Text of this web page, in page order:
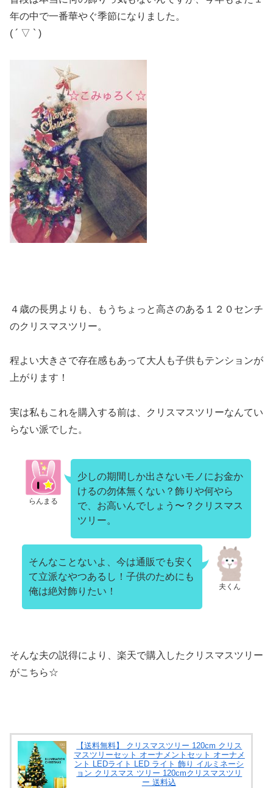
年の中で一番華やぐ季節になりました。
( ´ ▽ ` )
４歳の長男よりも、もうちょっと高さのある１２０センチ
のクリスマスツリー。
程よい大きさで存在感もあって大人も子供もテンションが
上がります！
実は私もこれを購入する前は、クリスマスツリーなんてい
らない派でした。
らんまる
少しの期間しか出さないモノにお金か
けるの勿体無くない？飾りや何やら
で、お高いんでしょう〜？クリスマス
ツリー。
夫くん
そんなことないよ、今は通販でも安く
て立派なやつあるし！子供のためにも
俺は絶対飾りたい！
そんな夫の説得により、楽天で購入したクリスマスツリー
がこちら☆
【送料無料】 クリスマスツリー 120cm クリス
マスツリーセット オーナメントセット オーナメ
ント LEDライト LED ライト 飾り イルミネーシ
ョン クリスマス ツリー 120cmクリスマスツリ
ー 送料込